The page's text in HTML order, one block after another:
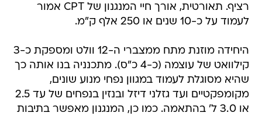
רציף. תאורטית, אורך חיי המנגנון של CPT אמור
לעמוד על כ-10 שנים או 250 אלף ק"מ.
היחידה מוזנת מתח ממצברי ה-12 וולט ומספקת כ-3
קילוואט של עוצמה (כ-4 כ"ס). מתכנניה בנו אותה כך
שהיא מסוגלת לעמוד במגוון נפחי מנוע שונים,
מקומפקטיים ועד גזלני דיזל ובנזין בנפחים של עד 2.5
או 3.0 ל' בהתאמה. כמו כן, המנגנון מאפשר בתיבות